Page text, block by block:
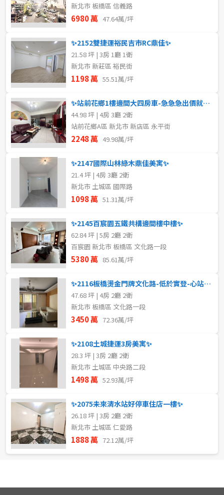
新北市 板橋區 信義路
6980 萬 47.64萬/坪
✨2152雙捷運裕民吉市RC鼎佳✨
21.58 坪 | 3房 1廳 1衛
新北市 新莊區 裕民街
1198 萬 55.51萬/坪
✨站前花鄉1樓邊間大四房車-急急急出價就談❤️低於實價登錄✨
44.98 坪 | 4房 3廳 2衛
站前花鄉A區 新北市 新店區 永平街
2248 萬 49.98萬/坪
✨2147國際山林綠木鼎佳美寓✨
21.4 坪 | 4房 3廳 2衛
新北市 土城區 國際路
1098 萬 51.31萬/坪
✨2145百宸園五鐵共構邊間樓中樓✨
62.84 坪 | 5房 2廳 2衛
百宸園 新北市 板橋區 文化路一段
5380 萬 85.61萬/坪
✨2116板橋燙金門牌文化路-低於實登-心站地帶邊間大四房車✨
47.68 坪 | 4房 2廳 2衛
新北市 板橋區 文化路一段
3450 萬 72.36萬/坪
✨2108土城捷運3房美寓✨
28.3 坪 | 3房 2廳 2衛
新北市 土城區 中央路二段
1498 萬 52.93萬/坪
✨2075未來清水站好停車住店一樓✨
26.18 坪 | 3房 2廳 2衛
新北市 土城區 仁愛路
1888 萬 72.12萬/坪